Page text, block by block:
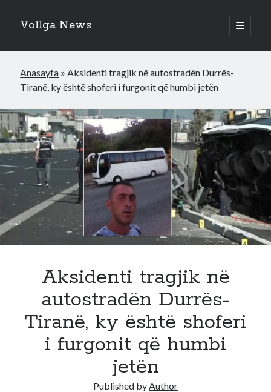
Vollga News
open
primary
Anasayfa »Aksidenti tragjik në autostradën Durrës-
Tiranë, ky është shoferi i furgonit që humbi jetën
Aksidenti tragjik në
autostradën Durrës-
Tiranë, ky është shoferi
i furgonit që humbi
jetën
Published byAuthor